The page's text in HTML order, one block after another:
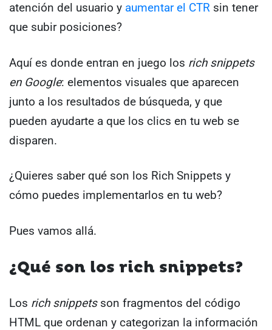
atención del usuario y aumentar el CTR sin tener
que subir posiciones?
Aquí es donde entran en juego los rich snippets
en Google: elementos visuales que aparecen
junto a los resultados de búsqueda, y que
pueden ayudarte a que los clics en tu web se
disparen.
¿Quieres saber qué son los Rich Snippets y
cómo puedes implementarlos en tu web?
Pues vamos allá.
¿Qué son los rich snippets?
Los rich snippetsson fragmentos del código
HTML que ordenan y categorizan la información